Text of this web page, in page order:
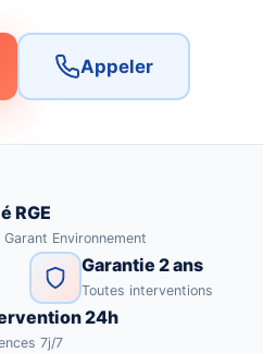
Appeler
RGE
Garant Environnement
Garantie 2 ans
Toutes interventions
24h
7j/7